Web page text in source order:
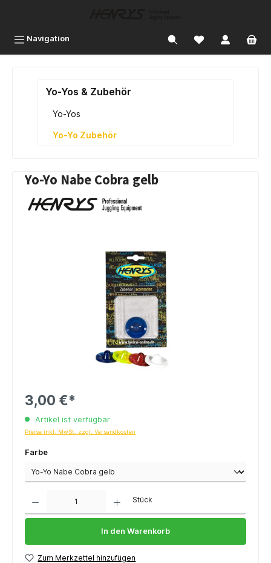
Navigation
Yo-Yos & Zubehör
Yo-Yos
Yo-Yo Zubehör
Yo-Yo Nabe Cobra gelb
3,00 €*
Artikel ist verfügbar
Preise inkl. MwSt. zzgl. Versandkosten
Farbe
Stück
In den Warenkorb
Zum Merkzettel hinzufügen